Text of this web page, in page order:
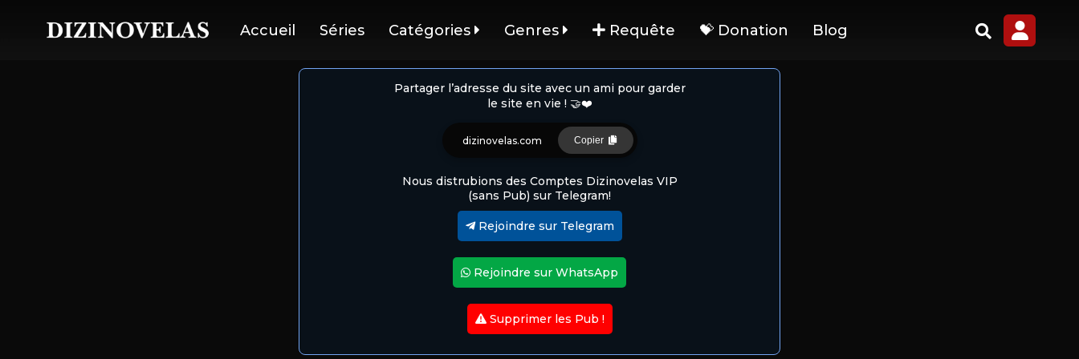
Accueil Séries Catégories Genres Requête 💝 Donation Blog
Partager l’adresse du site avec un ami pour garder
le site en vie ! 🤝❤️
dizinovelas.com Copier
Nous distrubions des Comptes Dizinovelas VIP
(sans Pub) sur Telegram!
Rejoindre sur Telegram
Rejoindre sur WhatsApp
Supprimer les Pub !